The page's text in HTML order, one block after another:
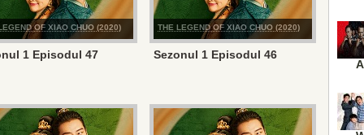
OF XIAO CHUO (2020)
1 Episodul 47
THE LEGEND OF XIAO CHUO (2020)
Sezonul 1 Episodul 46